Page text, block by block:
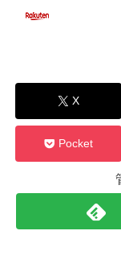
X
Pocket